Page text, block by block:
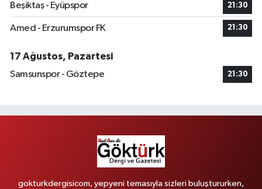
Beşiktaş - Eyüpspor 21:30
Amed - Erzurumspor FK 21:30
17 Ağustos, Pazartesi
Samsunspor - Göztepe
21:30
gokturkdergisicom, yepyeni temasıyla sizleri buluştururken,